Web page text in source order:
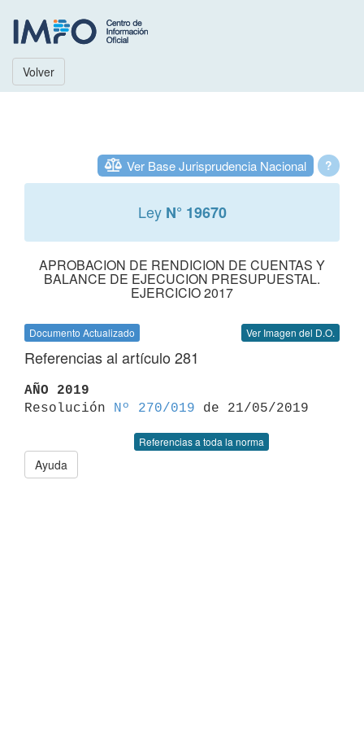
Volver
?
Ver Base Jurisprudencia Nacional
Ley N° 19670
APROBACION DE RENDICION DE CUENTAS Y
BALANCE DE EJECUCION PRESUPUESTAL.
EJERCICIO 2017
Documento Actualizado Ver Imagen del D.O.
Referencias al artículo 281
AÑO 2019
Resolución
Nº 270/019
Referencias a toda la norma
Ayuda